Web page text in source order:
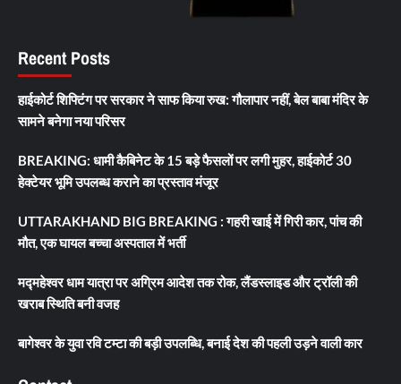
Recent Posts
हाईकोर्ट शिफ्टिंग पर सरकार ने साफ किया रुख: गौलापार नहीं, बेल बाबा मंदिर के
सामने बनेगा नया परिसर
BREAKING: धामी कैबिनेट के 15 बड़े फैसलों पर लगी मुहर, हाईकोर्ट 30
हेक्टेयर भूमि उपलब्ध कराने का प्रस्ताव मंजूर
UTTARAKHAND BIG BREAKING : गहरी खाई में गिरी कार, पांच की
मौत, एक घायल बच्चा अस्पताल में भर्ती
मद्महेश्वर धाम यात्रा पर अग्रिम आदेश तक रोक, लैंडस्लाइड और ट्रॉली की
खराब स्थिति बनी वजह
बागेश्वर के युवा रवि टम्टा की बड़ी उपलब्धि, बनाई देश की पहली उड़ने वाली कार